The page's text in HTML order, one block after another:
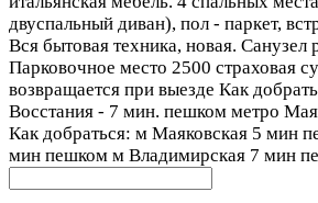
двуспальный диван), пол - паркет,
Вся бытовая техника, новая. Санузел
Парковочное место 2500 страховая
возвращается при выезде Как
Восстания - 7 мин. пешком метро
Как добраться: м Маяковская 5 мин
мин пешком м Владимирская 7 мин